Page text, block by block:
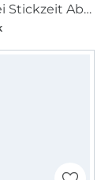
Stickdatei Stickzeit Abschminkpad Herz mit Geschenkbeutel